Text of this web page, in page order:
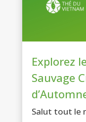
Explorez
Sauvage
Salut tout le